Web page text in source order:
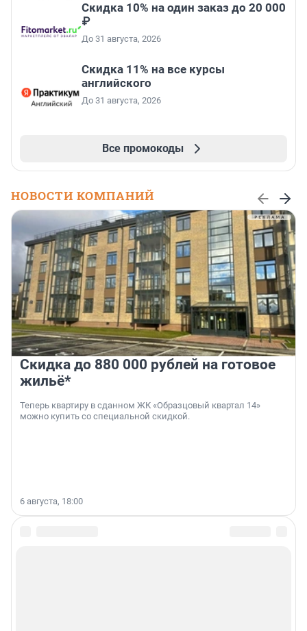
Скидка 10% на один заказ до 20 000
₽
До 31 августа, 2026
Скидка 11% на все курсы
английского
До 31 августа, 2026
Все промокоды
НОВОСТИ КОМПАНИЙ
Скидка до 880 000 рублей на готовое
жильё*
Теперь квартиру в сданном ЖК «Образцовый квартал 14»
можно купить со специальной скидкой.
6 августа, 18:00